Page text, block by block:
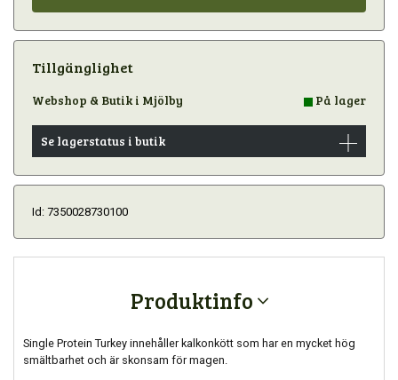
Tillgänglighet
Webshop & Butik i Mjölby På lager
Se lagerstatus i butik
Id: 7350028730100
Produktinfo
Single Protein Turkey innehåller kalkonkött som har en mycket hög
smältbarhet och är skonsam för magen.